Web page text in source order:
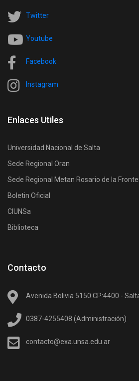
Twitter
Youtube
Facebook
Instagram
Enlaces Utiles
Universidad Nacional de Salta
Sede Regional Oran
Sede Regional Metan Rosario de la
Boletin Oficial
CIUNSa
Biblioteca
Contacto
Avenida Bolivia 5150 CP:4400 -
0387-4255408 (Administración)
contacto@exa.unsa.edu.ar